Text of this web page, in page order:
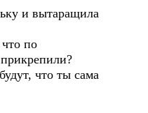
и вытаращила
что по
что ты сама